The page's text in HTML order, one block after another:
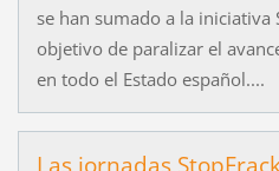
se han sumado a la iniciativa
objetivo de paralizar el
en todo el Estado español....
Las jornadas